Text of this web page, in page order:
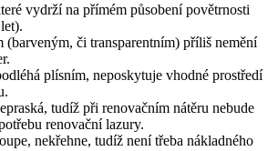
vydrží na přímém působení povětrnosti
(barveným, či transparentním) příliš nemění
plísním, neposkytuje vhodné prostředí
tudíž při renovačním nátěru nebude
renovační lazury.
nekřehne, tudíž není třeba nákladného